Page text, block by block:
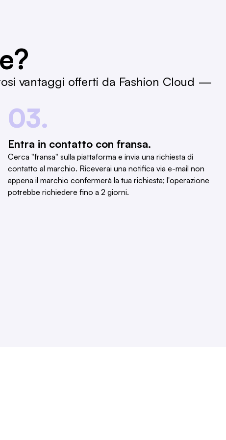
vantaggi offerti da Fashion Cloud —
03.
Entra in contatto con fransa.
Cerca "fransa" sulla piattaforma e invia una richiesta di
contatto al marchio. Riceverai una notifica via e-mail non
appena il marchio confermerà la tua richiesta; l'operazione
potrebbe richiedere fino a 2 giorni.